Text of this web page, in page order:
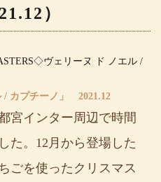
）
/ カプチーノ」 2021.12
宮インター周辺で時間
た。12月から登場した
ごを使ったクリスマス